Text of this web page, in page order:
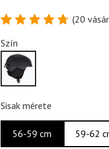
4.8
ből,
értékelés
alapján
(20
Szín
Sisak mérete
56-59 cm 59-62